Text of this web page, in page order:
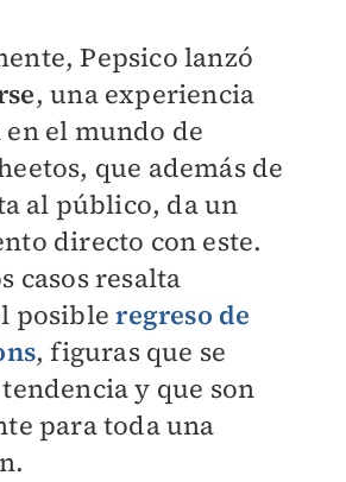
Pepsico lanzó
, una experiencia
el mundo de
que además de
al público, da un
directo con este.
casos resalta
posibleregreso de
, figuras que se
y que son
para toda una